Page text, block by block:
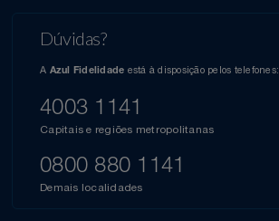
Dúvidas?
A Azul Fidelidade está à disposição pelos telefones:
4003 1141
Capitais e regiões metropolitanas
0800 880 1141
Demais localidades